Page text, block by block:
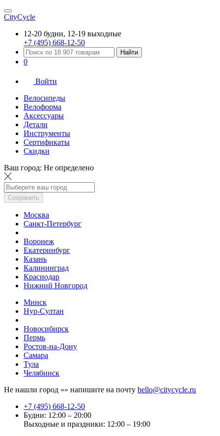
CityCycle
12-20 будни, 12-19 выходные
+7 (495) 668-12-50
Найти
0
Войти
Велосипеды
Велоформа
Аксессуары
Детали
Инструменты
Сертификаты
Скидки
Ваш город: Не определено
Сохранить
Москва
Санкт-Петербург
Воронеж
Екатеринбург
Казань
Калининград
Краснодар
Нижний Новгород
Минск
Нур-Султан
Новосибирск
Пермь
Ростов-на-Дону
Самара
Тула
Челябинск
Не нашли город «» напишите на почту hello@citycycle.ru
+7 (495) 668-12-50
Будни: 12:00 – 20:00
Выходные и праздники: 12:00 – 19:00